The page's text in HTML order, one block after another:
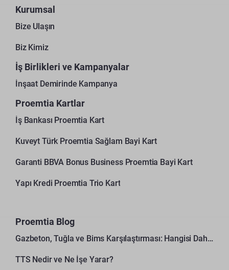
Kurumsal
Bize Ulaşın
Biz Kimiz
İş Birlikleri ve Kampanyalar
İnşaat Demirinde Kampanya
Proemtia Kartlar
İş Bankası Proemtia Kart
Kuveyt Türk Proemtia Sağlam Bayi Kart
Garanti BBVA Bonus Business Proemtia Bayi Kart
Yapı Kredi Proemtia Trio Kart
Proemtia Blog
Gazbeton, Tuğla ve Bims Karşılaştırması: Hangisi Daha Avantajlı?
TTS Nedir ve Ne İşe Yarar?